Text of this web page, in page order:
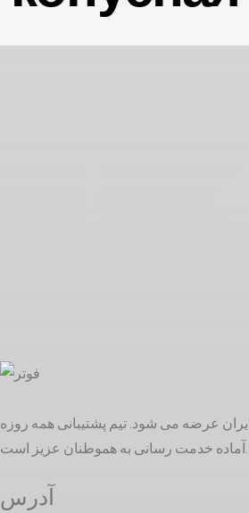
ما در 3 گروه شوک، دوریکا و دوریکا پلاس به سراسر ایران عرضه می شود. تیم پشتیبانی همه روزه
آماده خدمت رسانی به هموطنان عزیز است.
آدرس